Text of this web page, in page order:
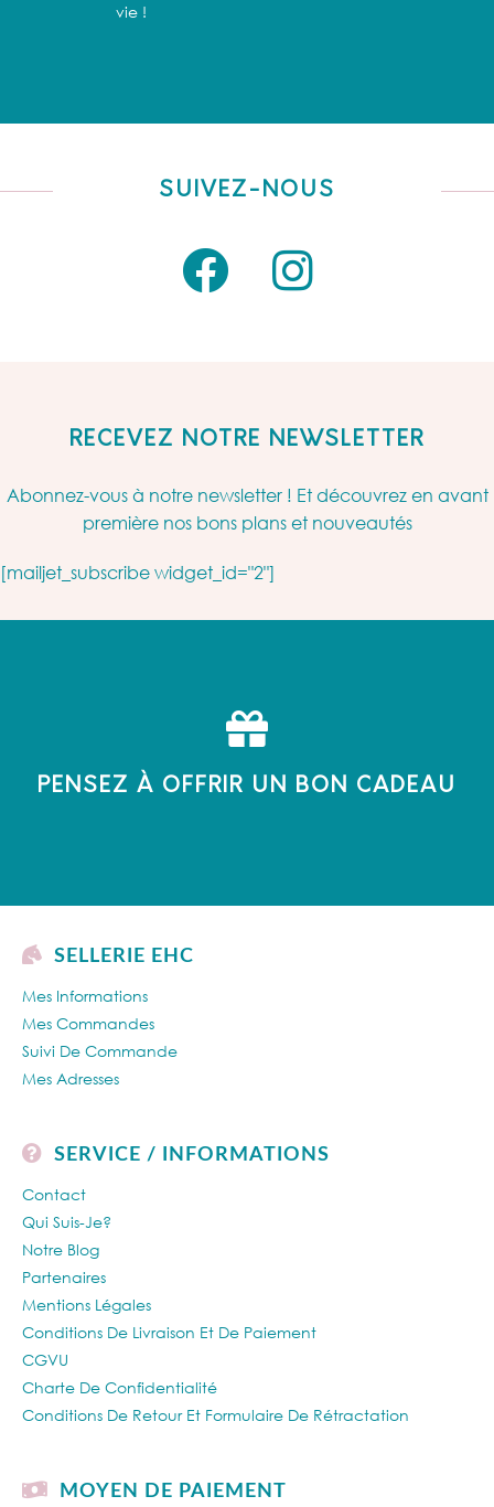
vie !
SUIVEZ-NOUS
RECEVEZ NOTRE NEWSLETTER
Abonnez-vous à notre newsletter ! Et découvrez en avant
première nos bons plans et nouveautés
[mailjet_subscribe widget_id="2"]
PENSEZ À OFFRIR UN BON CADEAU
SELLERIE EHC
Mes Informations
Mes Commandes
Suivi De Commande
Mes Adresses
SERVICE / INFORMATIONS
Contact
Qui Suis-Je?
Notre Blog
Partenaires
Mentions Légales
Conditions De Livraison Et De Paiement
CGVU
Charte De Confidentialité
Conditions De Retour Et Formulaire De Rétractation
MOYEN DE PAIEMENT